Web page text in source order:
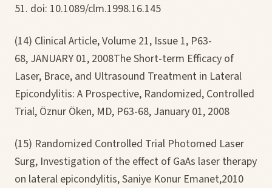
51. doi: 10.1089/clm.1998.16.145
(14) Clinical Article, Volume 21, Issue 1, P63-
68, JANUARY 01, 2008The Short-term Efficacy of
Laser, Brace, and Ultrasound Treatment in Lateral
Epicondylitis: A Prospective, Randomized, Controlled
Trial, Öznur Öken, MD, P63-68, January 01, 2008
(15) Randomized Controlled Trial Photomed Laser
Surg, Investigation of the effect of GaAs laser therapy
on lateral epicondylitis, Saniye Konur Emanet,2010